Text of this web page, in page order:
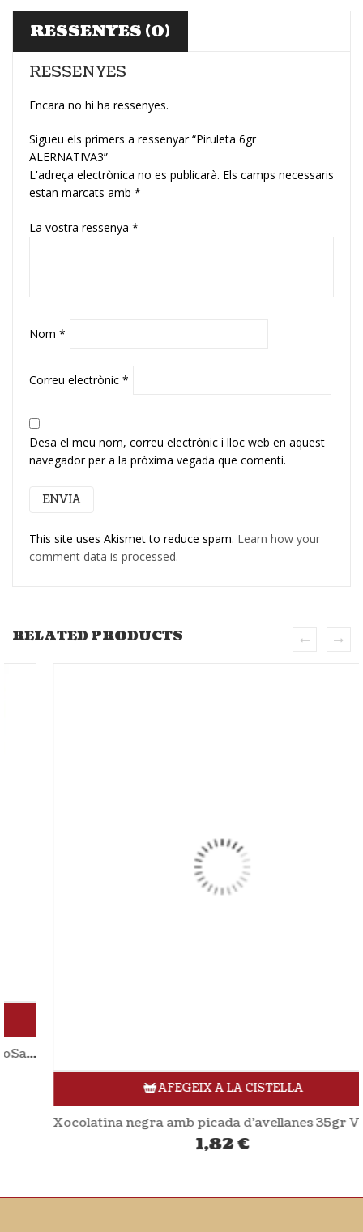
RESSENYES (0)
RESSENYES
Encara no hi ha ressenyes.
Sigueu els primers a ressenyar “Piruleta 6gr
ALERNATIVA3”
L'adreça electrònica no es publicarà. Els camps necessaris
estan marcats amb *
La vostra ressenya *
Nom *
Correu electrònic *
Desa el meu nom, correu electrònic i lloc web en aquest
navegador per a la pròxima vegada que comenti.
This site uses Akismet to reduce spam. Learn how your
comment data is processed.
RELATED PRODUCTS
AFEGEIX A LA CISTELLA
Xocolatina negra amb picada d’avellanes 35gr VIVANI
1,82€